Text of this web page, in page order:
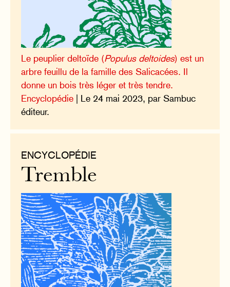
Le peuplier deltoïde (Populus deltoides) est un
arbre feuillu de la famille des Salicacées. Il
donne un bois très léger et très tendre.
Encyclopédie | Le 24 mai 2023, par Sambuc
éditeur.
ENCYCLOPÉDIE
Tremble